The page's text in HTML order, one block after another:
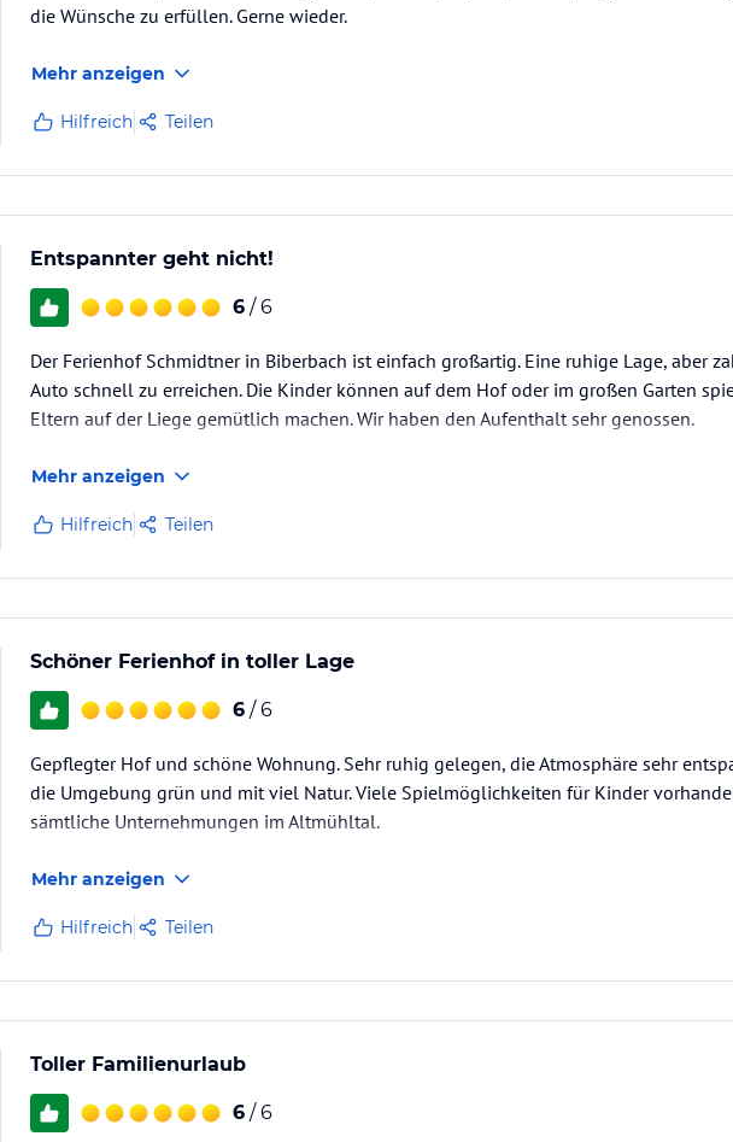
die Wünsche zu erfüllen. Gerne wieder.
Mehr anzeigen
Hilfreich Teilen
Entspannter geht nicht!
6 / 6
Der Ferienhof Schmidtner in Biberbach ist einfach großartig. Eine ruhige Lage, aber
Auto schnell zu erreichen. Die Kinder können auf dem Hof oder im großen Garten
Eltern auf der Liege gemütlich machen. Wir haben den Aufenthalt sehr genossen.
Mehr anzeigen
Hilfreich Teilen
Schöner Ferienhof in toller Lage
6 / 6
Gepflegter Hof und schöne Wohnung. Sehr ruhig gelegen, die Atmosphäre sehr
die Umgebung grün und mit viel Natur. Viele Spielmöglichkeiten für Kinder
sämtliche Unternehmungen im Altmühltal.
Mehr anzeigen
Hilfreich Teilen
Toller Familienurlaub
6 / 6